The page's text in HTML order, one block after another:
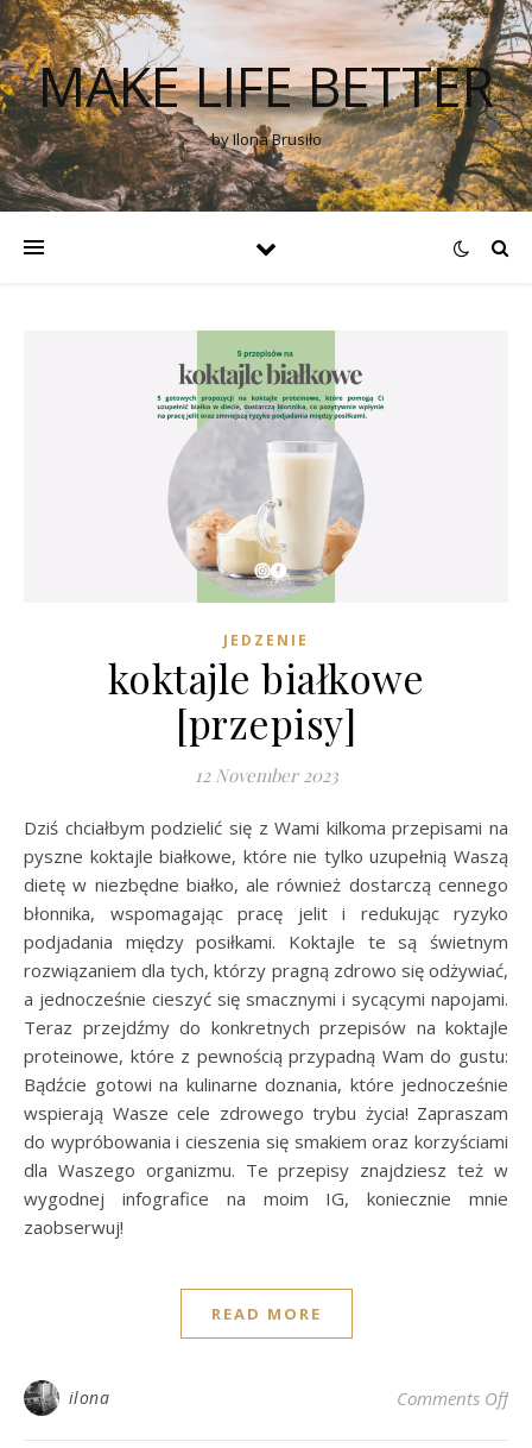
MAKE LIFE BETTER
by Ilona Brusiło
JEDZENIE
koktajle białkowe
[przepisy]
12 November 2023
Dziś chciałbym podzielić się z Wami kilkoma przepisami na
pyszne koktajle białkowe, które nie tylko uzupełnią Waszą
dietę w niezbędne białko, ale również dostarczą cennego
błonnika, wspomagając pracę jelit i redukując ryzyko
podjadania między posiłkami. Koktajle te są świetnym
rozwiązaniem dla tych, którzy pragną zdrowo się odżywiać,
a jednocześnie cieszyć się smacznymi i sycącymi napojami.
Teraz przejdźmy do konkretnych przepisów na koktajle
proteinowe, które z pewnością przypadną Wam do gustu:
Bądźcie gotowi na kulinarne doznania, które jednocześnie
wspierają Wasze cele zdrowego trybu życia! Zapraszam
do wypróbowania i cieszenia się smakiem oraz korzyściami
dla Waszego organizmu. Te przepisy znajdziesz też w
wygodnej infografice na moim IG, koniecznie mnie
zaobserwuj!
READ MORE
ilona Comments Offon